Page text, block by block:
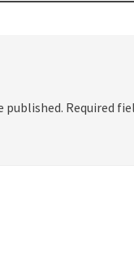
published. Required